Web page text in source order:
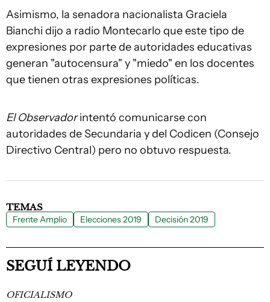
Asimismo, la senadora nacionalista Graciela
Bianchi dijo a radio Montecarlo que este tipo de
expresiones por parte de autoridades educativas
generan "autocensura" y "miedo" en los docentes
que tienen otras expresiones políticas.
El Observadorintentó comunicarse con
autoridades de Secundaria y del Codicen (Consejo
Directivo Central) pero no obtuvo respuesta.
TEMAS
Frente Amplio Elecciones 2019 Decisión 2019
SEGUÍ LEYENDO
OFICIALISMO